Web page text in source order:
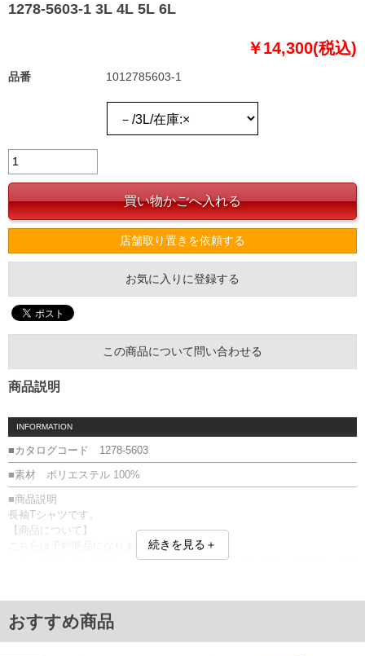
1278-5603-1 3L 4L 5L 6L
￥14,300(税込)
品番 1012785603-1
店舗取り置きを依頼する
お気に入りに登録する
この商品について問い合わせる
商品説明
INFORMATION
■カタログコード 1278-5603
■素材 ポリエステル 100%
■商品説明
長袖Tシャツです。
【商品について】
こちらは予約商品になります。
仕様、素材、及び画像のカラーが、実際に入荷する商品と若干異なる場
■サイズ表
サイズ/バスト/総丈/裾周り/肩幅/袖丈
3L/130/78/130/58/61
続きを見る＋
おすすめ商品